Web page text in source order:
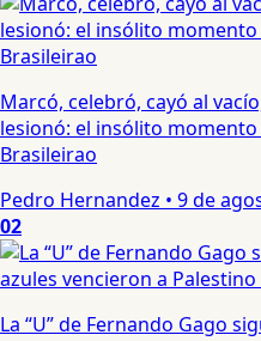
Marcó, celebró, cayó al
lesionó: el insólito
Brasileirao
Pedro Hernandez • 9 de
02
La “U” de Fernando Gago